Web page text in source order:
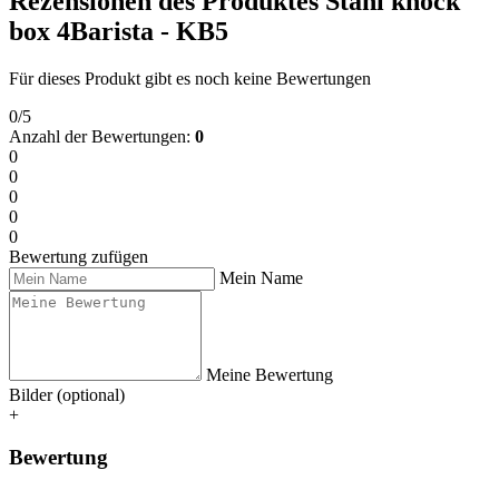
box 4Barista - KB5
Für dieses Produkt gibt es noch keine Bewertungen
0/5
Anzahl der Bewertungen: 0
0
0
0
0
0
Bewertung zufügen
Mein Name
Meine Bewertung
Bilder (optional)
+
Bewertung